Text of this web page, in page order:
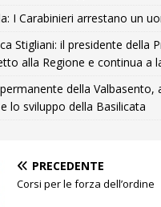
I Carabinieri arrestano un
Stigliani: il presidente della
alla Regione e continua a
della
lo sviluppo della Basilicata
PRECEDENTE
Corsi per le forza dell’ordine